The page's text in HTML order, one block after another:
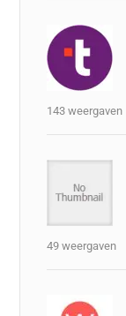
143 weergaven
49 weergaven